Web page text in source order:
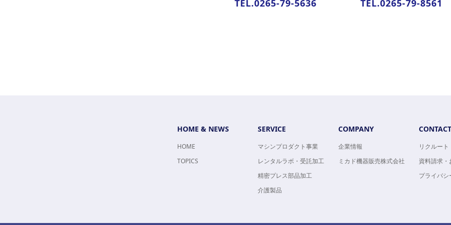
TEL.0265-79-5636
TEL.0265-79-8561
HOME & NEWS
HOME
TOPICS
SERVICE
マシンプロダクト事業
レンタルラボ・受託加工
精密プレス部品加工
介護製品
COMPANY
企業情報
ミカド機器販売株式会社
CONTACT
リクルート
資料請求
プライバシ